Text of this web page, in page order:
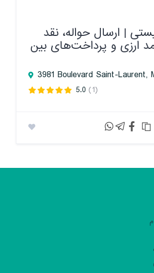
| ارسال حواله، نقد
ارزی و پرداخت‌های بین
5.0 (1)